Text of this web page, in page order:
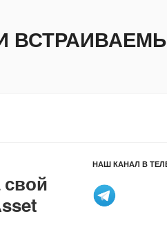
И
НАШ КАНАЛ В